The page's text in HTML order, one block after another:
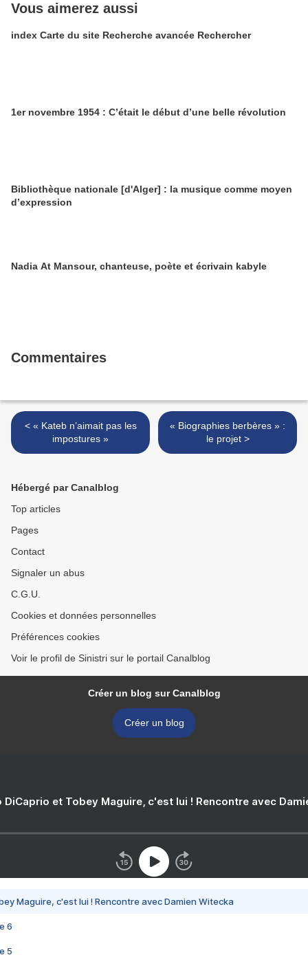
Vous aimerez aussi
index Carte du site Recherche avancée Rechercher
1er novembre 1954 : C’était le début d’une belle révolution
Bibliothèque nationale [d'Alger] : la musique comme moyen
d’expression
Nadia At Mansour, chanteuse, poète et écrivain kabyle
Commentaires
< « Kateb n’aimait pas les
impostures »
« Biographies berbères » :
le projet >
Hébergé par Canalblog
Top articles
Pages
Contact
Signaler un abus
C.G.U.
Cookies et données personnelles
Préférences cookies
Voir le profil de Sinistri sur le portail Canalblog
Créer un blog sur Canalblog
Créer un blog
DiCaprio et Tobey Maguire, c'est lui ! Rencontre avec
Maguire, c'est lui ! Rencontre avec Damien Witecka
6
5